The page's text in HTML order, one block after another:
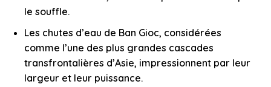
le souffle.
Les chutes d’eau de Ban Gioc, considérées
comme l’une des plus grandes cascades
transfrontalières d’Asie, impressionnent par leur
largeur et leur puissance.